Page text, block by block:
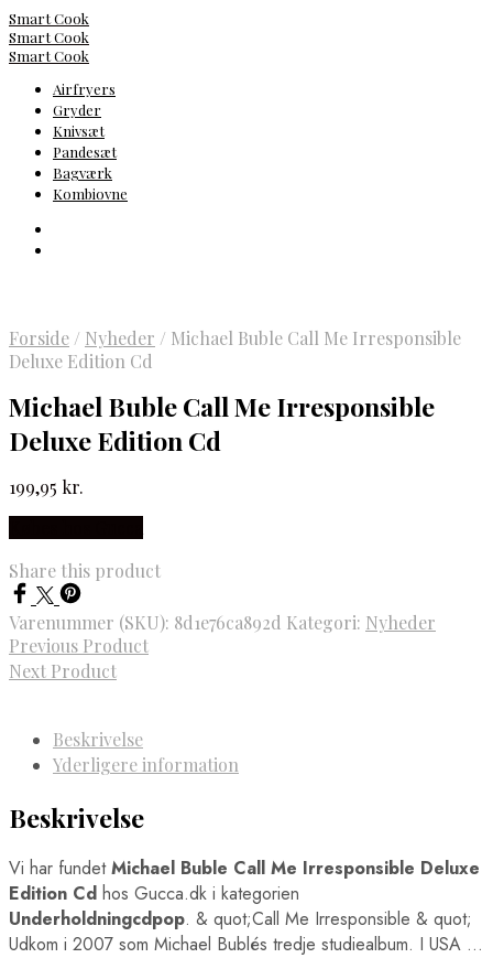
Smart Cook
Smart Cook
Smart Cook
Airfryers
Gryder
Knivsæt
Pandesæt
Bagværk
Kombiovne
Forside / Nyheder / Michael Buble Call Me Irresponsible
Deluxe Edition Cd
Michael Buble Call Me Irresponsible
Deluxe Edition Cd
199,95 kr.
Share this product
Varenummer (SKU): 8d1e76ca892d Kategori: Nyheder
Previous Product
Next Product
Beskrivelse
Yderligere information
Beskrivelse
Vi har fundetMichael Buble Call Me Irresponsible Deluxe
Edition Cd hos Gucca.dk i kategorien
Underholdningcdpop. & quot;Call Me Irresponsible & quot;
Udkom i 2007 som Michael Bublés tredje studiealbum. I USA …